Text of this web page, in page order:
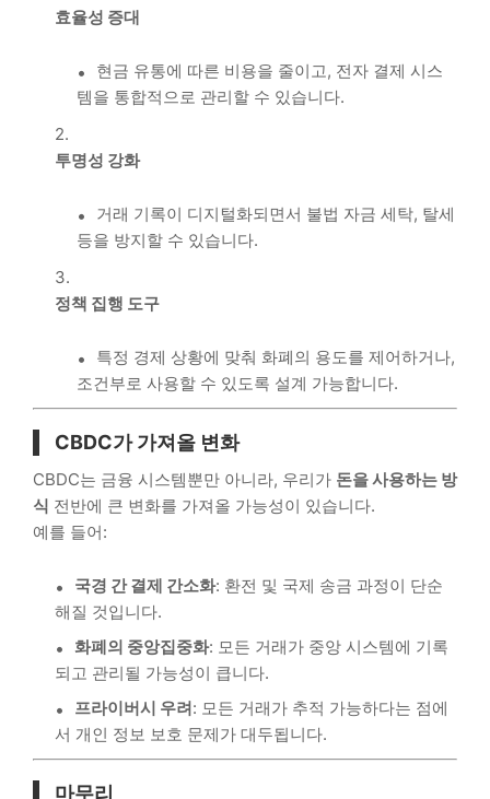
효율성 증대
현금 유통에 따른 비용을 줄이고, 전자 결제 시스
템을 통합적으로 관리할 수 있습니다.
투명성 강화
거래 기록이 디지털화되면서 불법 자금 세탁, 탈세
등을 방지할 수 있습니다.
정책 집행 도구
특정 경제 상황에 맞춰 화폐의 용도를 제어하거나,
조건부로 사용할 수 있도록 설계 가능합니다.
CBDC가 가져올 변화
CBDC는 금융 시스템뿐만 아니라, 우리가 돈을 사용하는 방
식 전반에 큰 변화를 가져올 가능성이 있습니다.
예를 들어:
국경 간 결제 간소화: 환전 및 국제 송금 과정이 단순
해질 것입니다.
화폐의 중앙집중화: 모든 거래가 중앙 시스템에 기록
되고 관리될 가능성이 큽니다.
프라이버시 우려: 모든 거래가 추적 가능하다는 점에
서 개인 정보 보호 문제가 대두됩니다.
마무리